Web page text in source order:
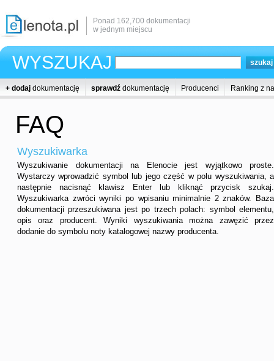
Ponad 162,700 dokumentacji
w jednym miejscu
WYSZUKAJ
+ dodaj dokumentację sprawdź dokumentację Producenci Ranking z
FAQ
Wyszukiwarka
Wyszukiwanie dokumentacji na Elenocie jest wyjątkowo proste.
Wystarczy wprowadzić symbol lub jego część w polu wyszukiwania, a
następnie nacisnąć klawisz Enter lub kliknąć przycisk szukaj.
Wyszukiwarka zwróci wyniki po wpisaniu minimalnie 2 znaków. Baza
dokumentacji przeszukiwana jest po trzech polach: symbol elementu,
opis oraz producent. Wyniki wyszukiwania można zawęzić przez
dodanie do symbolu noty katalogowej nazwy producenta.